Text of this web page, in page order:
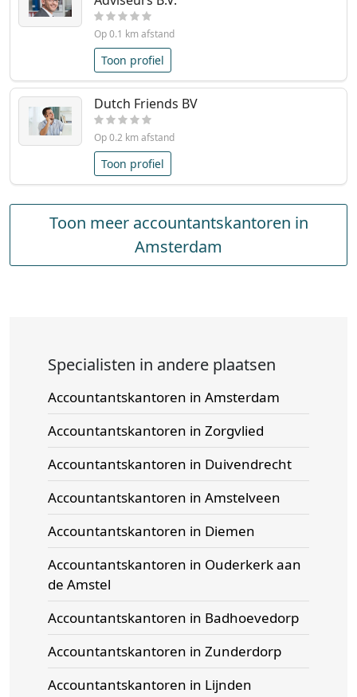
Op 0.1 km afstand
Toon profiel
Dutch Friends BV
Op 0.2 km afstand
Toon profiel
Toon meer accountantskantoren in
Amsterdam
Specialisten in andere plaatsen
Accountantskantoren in Amsterdam
Accountantskantoren in Zorgvlied
Accountantskantoren in Duivendrecht
Accountantskantoren in Amstelveen
Accountantskantoren in Diemen
Accountantskantoren in Ouderkerk aan
de Amstel
Accountantskantoren in Badhoevedorp
Accountantskantoren in Zunderdorp
Accountantskantoren in Lijnden